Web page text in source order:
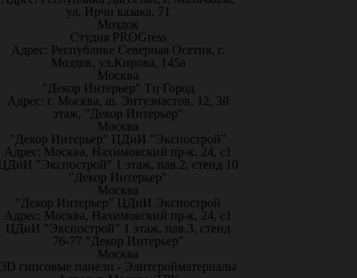
ул. Ирчи казака, 71
Моздок
Студия PROGress
Адрес: Республике Северная Осетия, г.
Моздок, ул.Кирова, 145а
Москва
"Декор Интерьер" Тц Город
Адрес: г. Москва, ш. Энтузиастов, 12, 3й
этаж, "Декор Интерьер"
Москва
"Декор Интерьер" ЦДиИ "Экспострой"
Адрес: Москва, Нахимовский пр-к, 24, с1
"Экспострой" 1 этаж, пав.2, стенд 10
"Декор Интерьер"
Москва
"Декор Интерьер" ЦДиИ Экспострой
Адрес: Москва, Нахимовский пр-к, 24, с1
ЦДиИ "Экспострой" 1 этаж, пав.3, стенд
76-77 "Декор Интерьер"
Москва
3D гипсовые панели - Элитсройматериалы